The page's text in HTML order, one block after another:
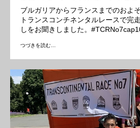
ブルガリアからフランスまでのおよ
トランスコンチネンタルレースで完
しをお聞きしました。
つづきを読む…